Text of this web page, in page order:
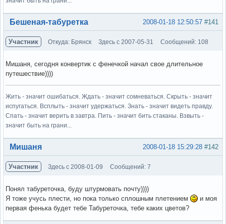
Вне форума #141
2008-01-18 12:50:57
Бешеная-табуретка
Участник Откуда: Брянск Здесь с 2007-05-31 Сообщений: 108
Мишаня, сегодня конвертик с фенечкой начал свое длительное
путешествие))))
Жить - значит ошибаться. Ждать - значит сомневаться. Скрыть - значит
испугаться. Всплыть - значит удержаться. Знать - значит видеть правду.
Спать - значит верить в завтра. Пить - значит бить стаканы. Взвыть -
значит быть на грани...
Вне форума #142
2008-01-18 15:29:28
Мишаня
Участник Здесь с 2008-01-09 Сообщений: 7
Понял табуреточка, буду штурмовать почту))))
Я тоже учусь плести, но пока только сплошным плетением
и моя
первая фенька будет тебе Табуреточка, тебе каких цветов?